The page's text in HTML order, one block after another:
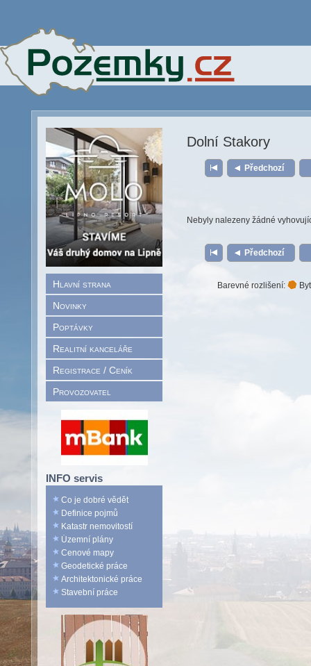
Hlavní strana
Novinky
Poptávky
Realitní kanceláře
Registrace / Ceník
Provozovatel
INFO servis
Co je dobré vědět
Definice pojmů
Katastr nemovitostí
Územní plány
Cenové mapy
Geodetické práce
Architektonické práce
Stavební práce
Dolní Stakory
Předchozí
Nebyly nalezeny žádné
Předchozí
Barevné rozlišení: